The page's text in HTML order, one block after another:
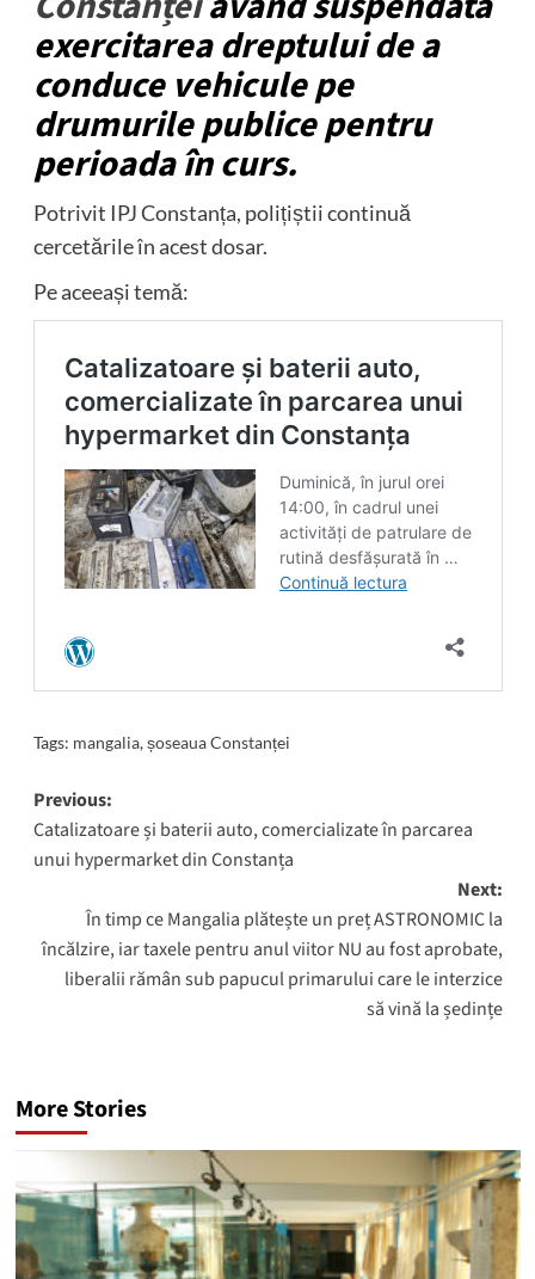
exercitarea dreptului de a
conduce vehicule pe
drumurile publice pentru
perioada în curs.
Potrivit IPJ Constanța, polițiștii continuă
cercetările în acest dosar.
Pe aceeași temă:
Tags: mangalia,șoseaua Constanței
Post
navigation
Previous:
Catalizatoare și baterii auto, comercializate în parcarea
unui hypermarket din Constanța
Next:
În timp ce Mangalia plătește un preț ASTRONOMIC la
încălzire, iar taxele pentru anul viitor NU au fost aprobate,
liberalii rămân sub papucul primarului care le interzice
să vină la ședințe
More Stories